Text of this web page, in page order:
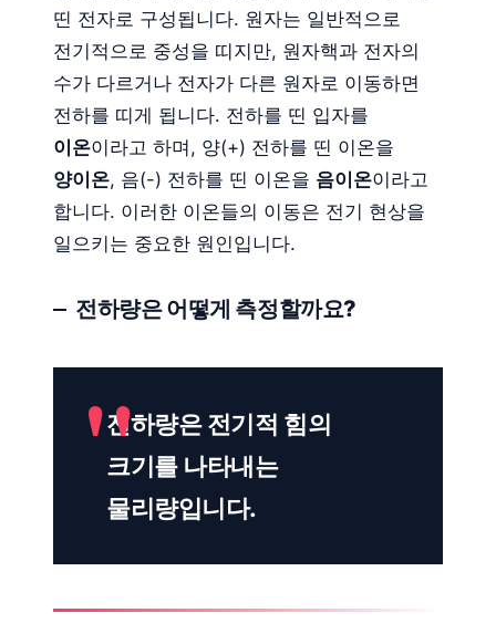
띤 전자로 구성됩니다. 원자는 일반적으로
전기적으로 중성을 띠지만, 원자핵과 전자의
수가 다르거나 전자가 다른 원자로 이동하면
전하를 띠게 됩니다. 전하를 띤 입자를
이온이라고 하며, 양(+) 전하를 띤 이온을
양이온, 음(-) 전하를 띤 이온을 음이온이라고
합니다. 이러한 이온들의 이동은 전기 현상을
일으키는 중요한 원인입니다.
전하량은 어떻게 측정할까요?
전하량은 전기적 힘의
크기를 나타내는
물리량입니다.